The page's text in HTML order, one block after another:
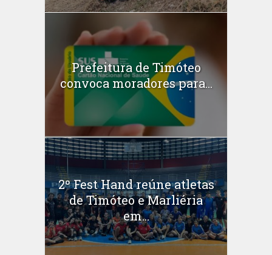
Prefeitura de Timóteo
convoca moradores para...
2º Fest Hand reúne atletas
de Timóteo e Marliéria
em...